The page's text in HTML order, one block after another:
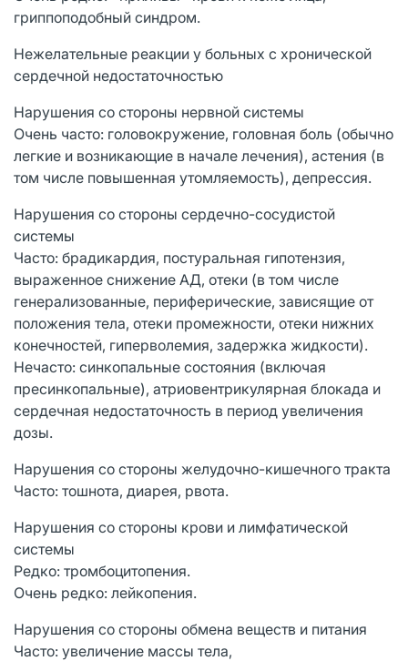
гриппоподобный синдром.
Нежелательные реакции у больных с хронической
сердечной недостаточностью
Нарушения со стороны нервной системы
Очень часто: головокружение, головная боль (обычно
легкие и возникающие в начале лечения), астения (в
том числе повышенная утомляемость), депрессия.
Нарушения со стороны сердечно-сосудистой
системы
Часто: брадикардия, постуральная гипотензия,
выраженное снижение АД, отеки (в том числе
генерализованные, периферические, зависящие от
положения тела, отеки промежности, отеки нижних
конечностей, гиперволемия, задержка жидкости).
Нечасто: синкопальные состояния (включая
пресинкопальные), атриовентрикулярная блокада и
сердечная недостаточность в период увеличения
дозы.
Нарушения со стороны желудочно-кишечного тракта
Часто: тошнота, диарея, рвота.
Нарушения со стороны крови и лимфатической
системы
Редко: тромбоцитопения.
Очень редко: лейкопения.
Нарушения со стороны обмена веществ и питания
Часто: увеличение массы тела,